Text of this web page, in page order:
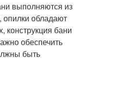
выполняются из
обладают
конструкция бани
обеспечить
быть